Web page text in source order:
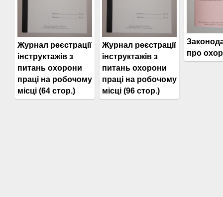
Журнал реєстрації
інструктажів з
питань охорони
праці на робочому
місці (64 стор.)
Журнал реєстрації
інструктажів з
питань охорони
праці на робочому
місці (96 стор.)
про